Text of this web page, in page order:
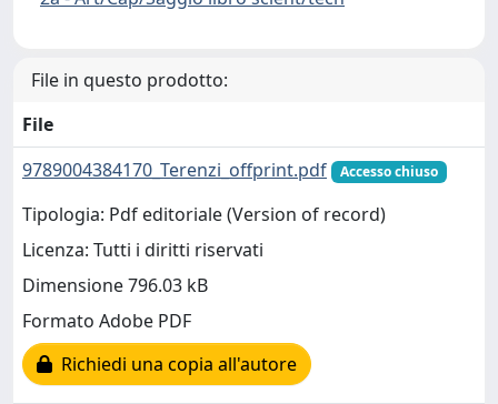
File in questo prodotto:
File
9789004384170_Terenzi_offprint.pdf
Accesso chiuso
Tipologia: Pdf editoriale (Version of record)
Licenza: Tutti i diritti riservati
Dimensione 796.03 kB
Formato Adobe PDF
Richiedi una copia all'autore